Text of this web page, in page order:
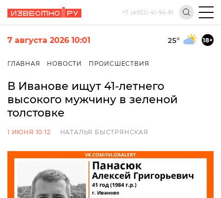
+7 (4932) 41-94-81
7 августа 2026 10:01 25° 18+
ГЛАВНАЯ НОВОСТИ ПРОИСШЕСТВИЯ
В Иванове ищут 41-летнего
высокого мужчину в зеленой
толстовке
1 ИЮНЯ 10:12 НАТАЛЬЯ БЫСТРЯНСКАЯ